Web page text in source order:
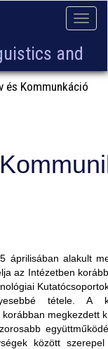
Toggle
and
és Kommunkáció
áprilisában alakult
az Intézetben
tétele. A
megkezdett
között